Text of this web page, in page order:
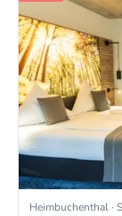
Heimbuchenthal ·